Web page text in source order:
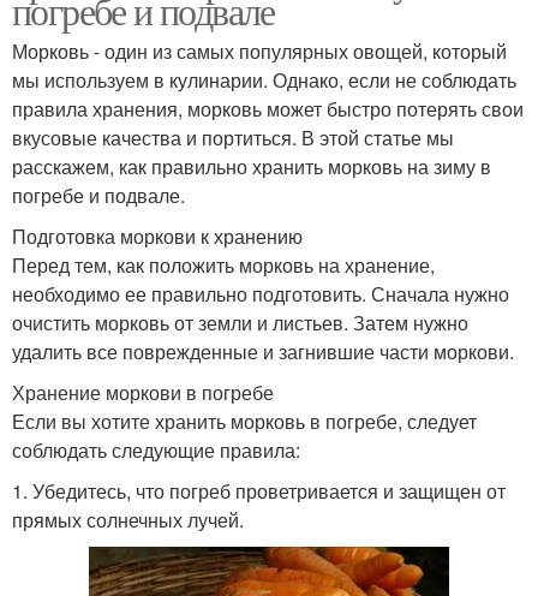
Морковь - один из самых популярных овощей, который
мы используем в кулинарии. Однако, если не соблюдать
правила хранения, морковь может быстро потерять свои
вкусовые качества и портиться. В этой статье мы
расскажем, как правильно хранить морковь на зиму в
погребе и подвале.
Подготовка моркови к хранению
Перед тем, как положить морковь на хранение,
необходимо ее правильно подготовить. Сначала нужно
очистить морковь от земли и листьев. Затем нужно
удалить все поврежденные и загнившие части моркови.
Хранение моркови в погребе
Если вы хотите хранить морковь в погребе, следует
соблюдать следующие правила:
1. Убедитесь, что погреб проветривается и защищен от
прямых солнечных лучей.